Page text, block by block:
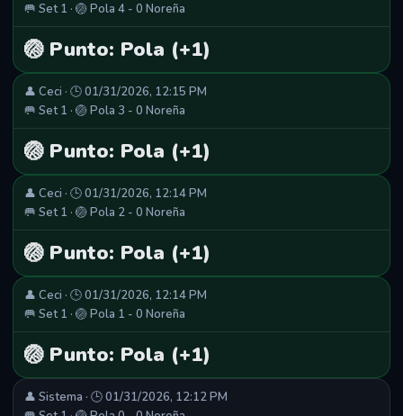
🥅 Set 1 · 🏐 Pola 4 - 0 Noreña
🏐 Punto: Pola (+1)
👤 Ceci · 🕒 01/31/2026, 12:15 PM
🥅 Set 1 · 🏐 Pola 3 - 0 Noreña
🏐 Punto: Pola (+1)
👤 Ceci · 🕒 01/31/2026, 12:14 PM
🥅 Set 1 · 🏐 Pola 2 - 0 Noreña
🏐 Punto: Pola (+1)
👤 Ceci · 🕒 01/31/2026, 12:14 PM
🥅 Set 1 · 🏐 Pola 1 - 0 Noreña
🏐 Punto: Pola (+1)
👤 Sistema · 🕒 01/31/2026, 12:12 PM